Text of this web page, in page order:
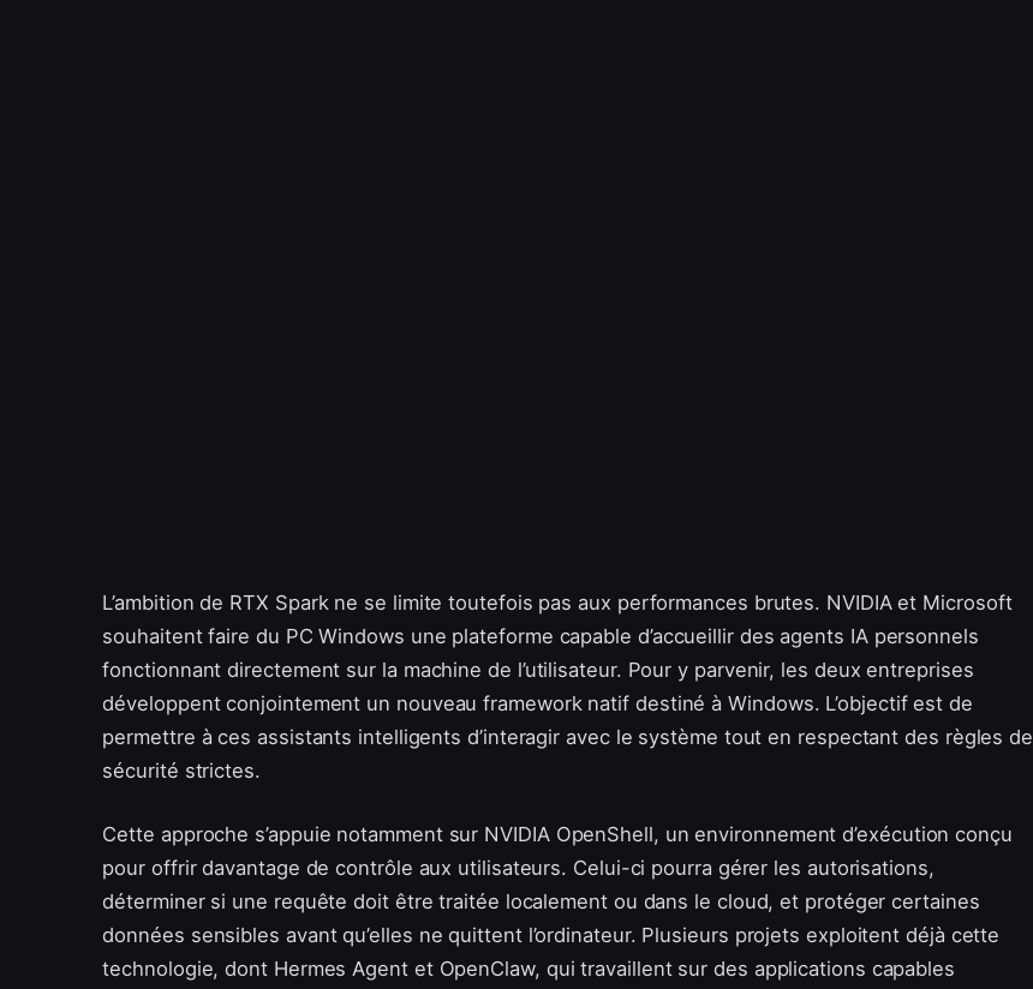
L’ambition de RTX Spark ne se limite toutefois pas aux performances brutes. NVIDIA et Microsoft
souhaitent faire du PC Windows une plateforme capable d’accueillir des agents IA personnels
fonctionnant directement sur la machine de l’utilisateur. Pour y parvenir, les deux entreprises
développent conjointement un nouveau framework natif destiné à Windows. L’objectif est de
permettre à ces assistants intelligents d’interagir avec le système tout en respectant des règles de
sécurité strictes.
Cette approche s’appuie notamment sur NVIDIA OpenShell, un environnement d’exécution conçu
pour offrir davantage de contrôle aux utilisateurs. Celui-ci pourra gérer les autorisations,
déterminer si une requête doit être traitée localement ou dans le cloud, et protéger certaines
données sensibles avant qu’elles ne quittent l’ordinateur. Plusieurs projets exploitent déjà cette
technologie, dont Hermes Agent et OpenClaw, qui travaillent sur des applications capables